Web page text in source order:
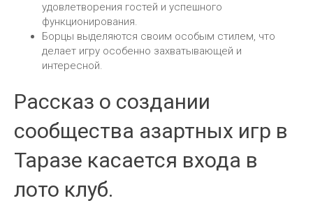
удовлетворения гостей и успешного
функционирования.
Борцы выделяются своим особым стилем, что
делает игру особенно захватывающей и
интересной.
Рассказ о создании
сообщества азартных игр в
Таразе касается входа в
лото клуб.